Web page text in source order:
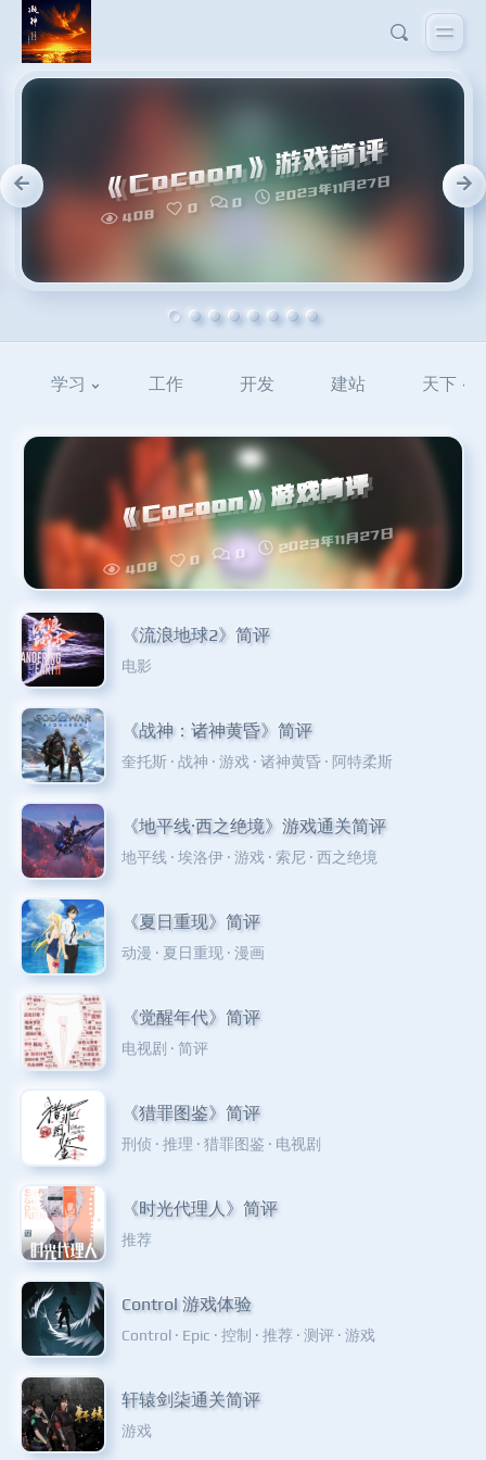
学习 工作 开发 建站 天下
《Cocoon》游戏简评
408 0 0 2023年11月27日
《流浪地球2》简评
电影
《战神：诸神黄昏》简评
奎托斯 · 战神 · 游戏 · 诸神黄昏 · 阿特柔斯
《地平线·西之绝境》游戏通关简评
地平线 · 埃洛伊 · 游戏 · 索尼 · 西之绝境
《夏日重现》简评
动漫 · 夏日重现 · 漫画
《觉醒年代》简评
电视剧 · 简评
《猎罪图鉴》简评
刑侦 · 推理 · 猎罪图鉴 · 电视剧
《时光代理人》简评
推荐
Control 游戏体验
Control · Epic · 控制 · 推荐 · 测评 · 游戏
轩辕剑柒通关简评
游戏